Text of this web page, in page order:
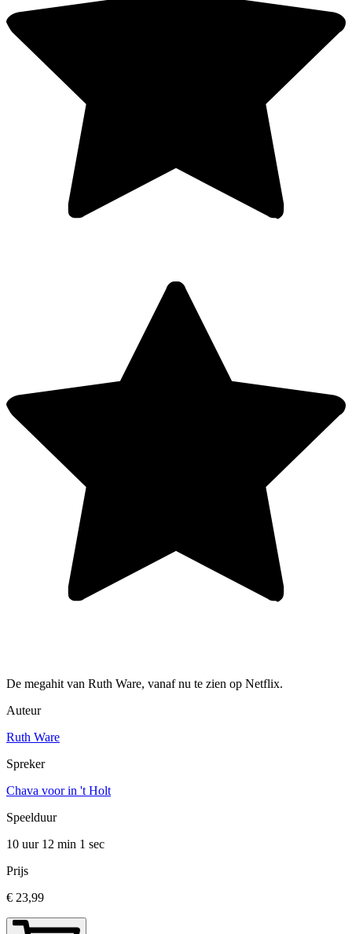
De megahit van Ruth Ware, vanaf nu te zien op Netflix.
Auteur
Ruth Ware
Spreker
Chava voor in 't Holt
Speelduur
10 uur 12 min 1 sec
Prijs
€ 23,99